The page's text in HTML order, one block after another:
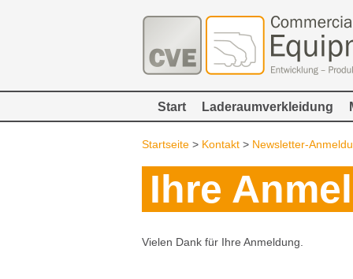
Start Laderaumverkleidung
Startseite > Kontakt > Newsletter-
Ihre
Vielen Dank für Ihre Anmeldung.